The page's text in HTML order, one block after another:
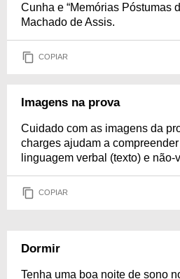
Cunha e “Memórias Póstumas
Machado de Assis.
COPIAR
Imagens na prova
Cuidado com as imagens da
charges ajudam a
linguagem verbal (texto) e não-
COPIAR
Dormir
Tenha uma boa noite de sono